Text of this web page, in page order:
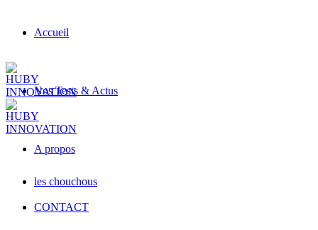
Accueil
Nos Tests & Actus
A propos
CONTACT
les chouchous